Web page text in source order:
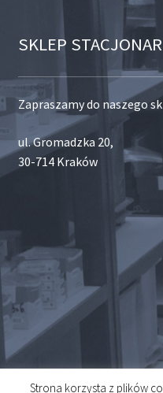
SKLEP
Zapraszamy do naszego
ul. Gromadzka 20,
30-714 Kraków
Strona korzysta z plików